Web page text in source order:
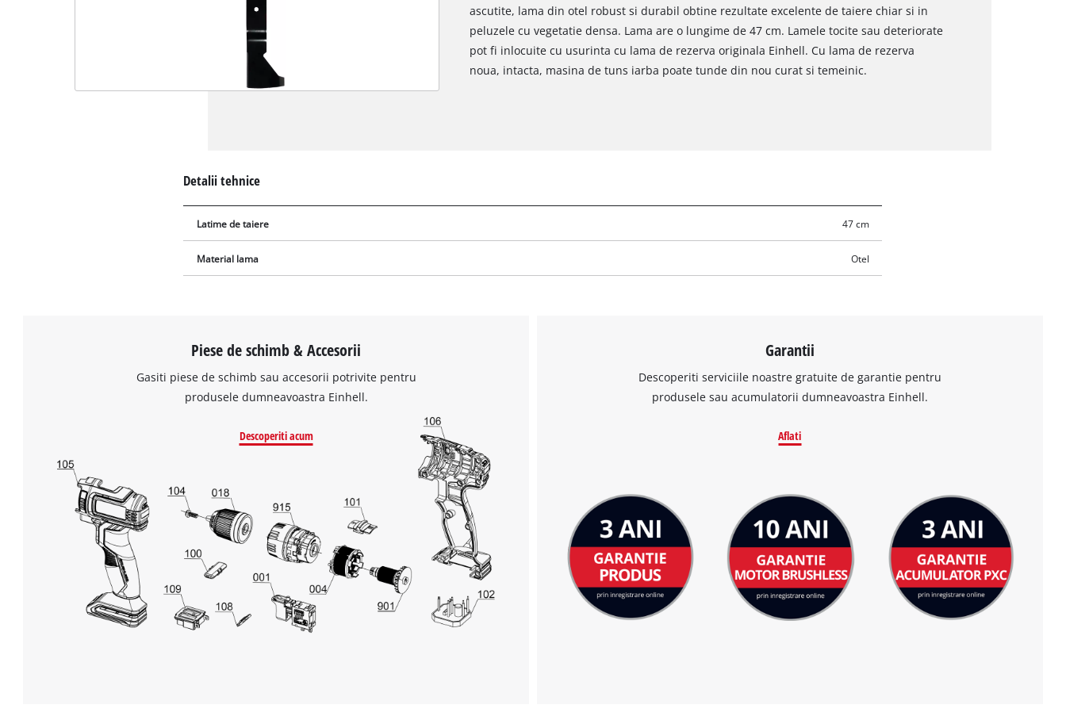
This content is not permitted to load due
to trackers that are not disclosed to the
visitor. The website owner needs to setup
the site with their CMP to add this content
to the list of technologies used.
Powered by
Usercentrics Consent
Management Platform
ascutite, lama din otel robust si durabil obtine rezultate excelente de taiere chiar si in
peluzele cu vegetatie densa. Lama are o lungime de 47 cm. Lamele tocite sau deteriorate
pot fi inlocuite cu usurinta cu lama de rezerva originala Einhell. Cu lama de rezerva
noua, intacta, masina de tuns iarba poate tunde din nou curat si temeinic.
Detalii tehnice
Latime de taiere 47 cm
Material lama Otel
Piese de schimb & Accesorii
Gasiti piese de schimb sau accesorii potrivite pentru
produsele dumneavoastra Einhell.
Descoperiti acum
Garantii
Descoperiti serviciile noastre gratuite de garantie pentru
produsele sau acumulatorii dumneavoastra Einhell.
Aflati